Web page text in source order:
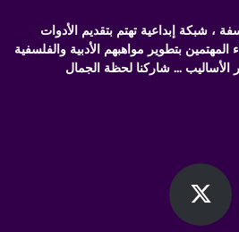
، شبكة إبداعية تهتم بتقديم الأدوات
بتطوير مواهبهم الأدبية والفلسفية
الأساليب ... شاركنا لحظة الجمال